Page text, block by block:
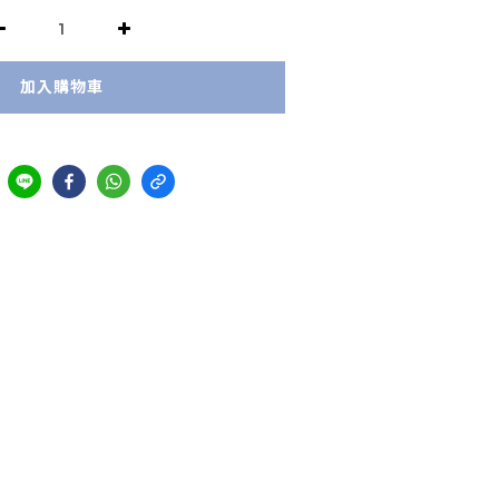
加入購物車